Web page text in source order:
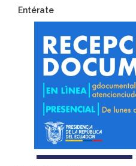
Entérate